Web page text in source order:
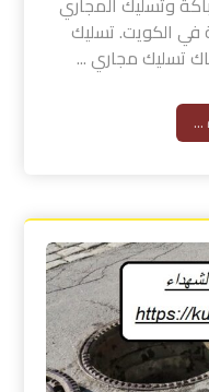
في الكويت. تسليك
تسليك مجاري ...
...